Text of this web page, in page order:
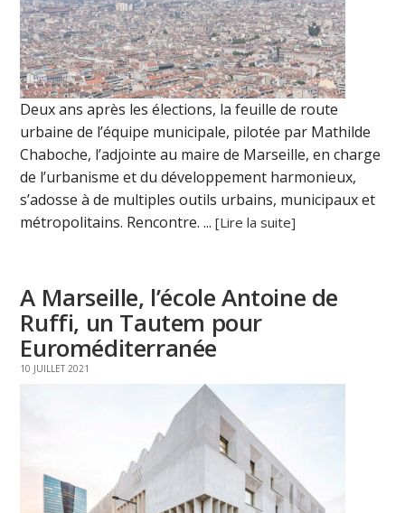
Deux ans après les élections, la feuille de route
urbaine de l’équipe municipale, pilotée par Mathilde
Chaboche, l’adjointe au maire de Marseille, en charge
de l’urbanisme et du développement harmonieux,
s’adosse à de multiples outils urbains, municipaux et
métropolitains. Rencontre. ...[Lire la suite]
A Marseille, l’école Antoine de
Ruffi, un Tautem pour
Euroméditerranée
10 JUILLET 2021